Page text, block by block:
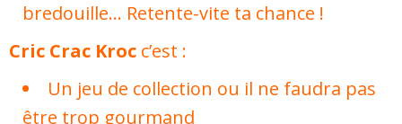
bredouille… Retente-vite ta chance !
Cric Crac Kroc c’est :
Un jeu de collection ou il ne faudra pas
être trop gourmand